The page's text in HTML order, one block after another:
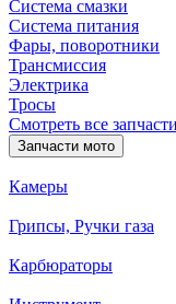
Система смазки
Система питания
Фары, поворотники
Трансмиссия
Электрика
Тросы
Смотреть все
Запчасти мото
Камеры
Грипсы, Ручки газа
Карбюраторы